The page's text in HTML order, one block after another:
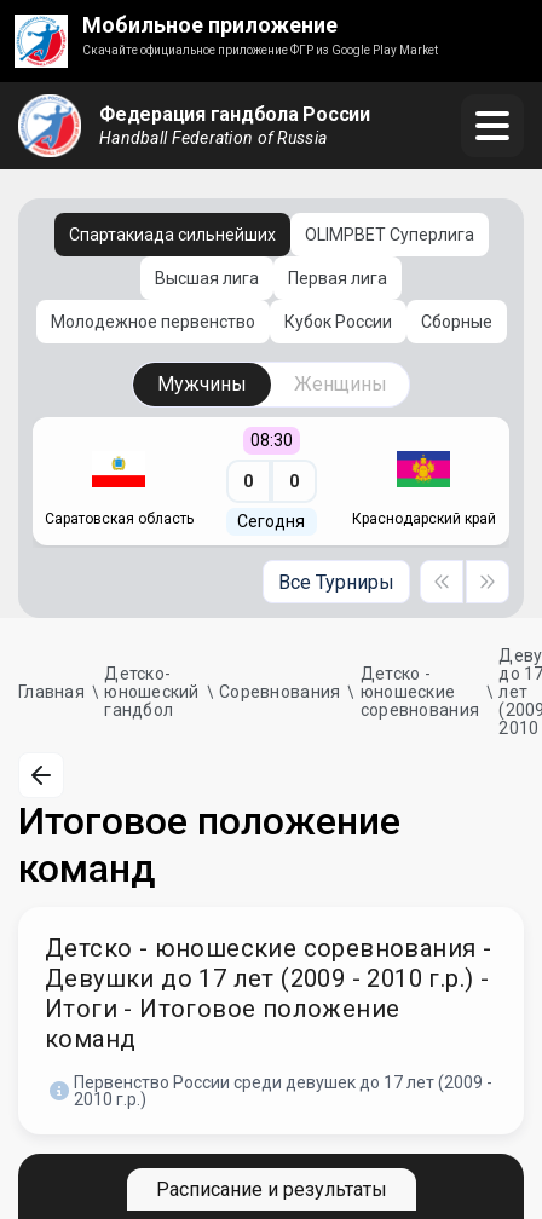
Мобильное приложение
Скачайте официальное приложение ФГР из Google Play Market
Федерация гандбола России
Handball Federation of Russia
Спартакиада сильнейших OLIMPBET Суперлига
Высшая лига Первая лига
Молодежное первенство Кубок России Сборные
Мужчины Женщины
Саратовская область
08:30
0 0
Сегодня Краснодарский край
Все Турниры
Главная
Детско-
юношеский
гандбол
Соревнования
Детско -
юношеские
соревнования
до
лет
2010
Итоговое положение
команд
Детско - юношеские соревнования -
Девушки до 17 лет (2009 - 2010 г.р.) -
Итоги - Итоговое положение
команд
Первенство России среди девушек до 17 лет (2009 -
2010 г.р.)
Расписание и результаты